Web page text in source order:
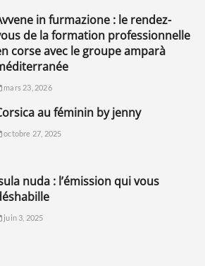
de la formation professionnelle
corse avec le groupe amparà
mars 23, 2026
corsica au féminin by jenny
octobre 27, 2025
juin 3, 2025